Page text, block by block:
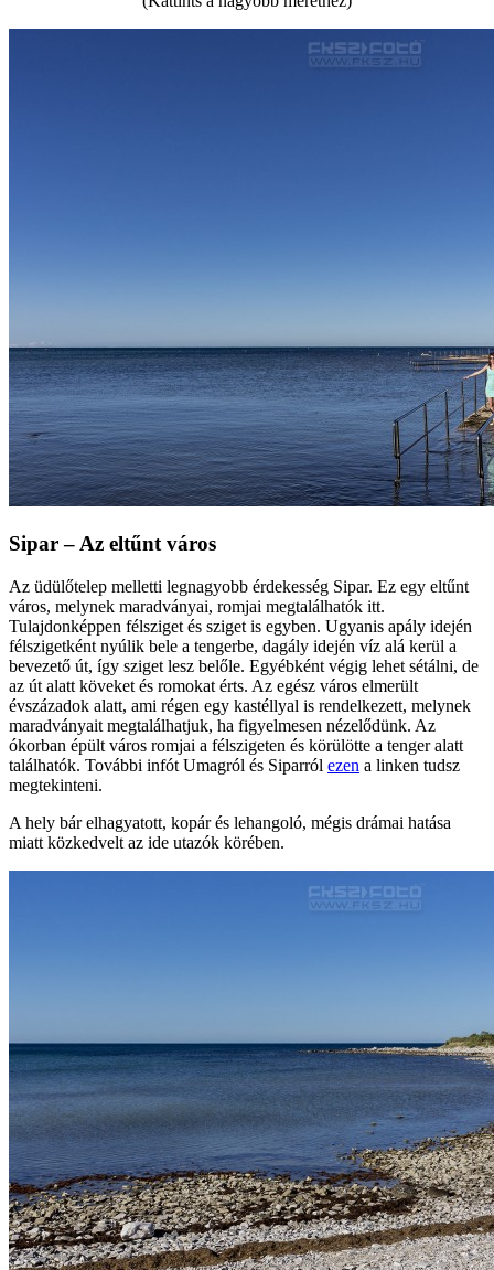
Sipar – Az eltűnt város
Az üdülőtelep melletti legnagyobb érdekesség Sipar. Ez egy eltűnt
város, melynek maradványai, romjai megtalálhatók itt.
Tulajdonképpen félsziget és sziget is egyben. Ugyanis apály idején
félszigetként nyúlik bele a tengerbe, dagály idején víz alá kerül a
bevezető út, így sziget lesz belőle. Egyébként végig lehet sétálni, de
az út alatt köveket és romokat érts. Az egész város elmerült
évszázadok alatt, ami régen egy kastéllyal is rendelkezett, melynek
maradványait megtalálhatjuk, ha figyelmesen nézelődünk. Az
ókorban épült város romjai a félszigeten és körülötte a tenger alatt
találhatók. További infót Umagról és Siparról ezen a linken tudsz
megtekinteni.
A hely bár elhagyatott, kopár és lehangoló, mégis drámai hatása
miatt közkedvelt az ide utazók körében.